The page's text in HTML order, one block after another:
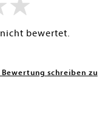
bewertet.
schreiben zu